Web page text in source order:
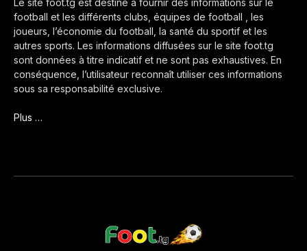
Le site foot.tg est destiné à fournir des informations sur le
football et les différents clubs, équipes de football , les
joueurs, l’économie du football, la santé du sportif et les
autres sports. Les informations diffusées sur le site foot.tg
sont données à titre indicatif et ne sont pas exhaustives. En
conséquence, l’utilisateur reconnaît utiliser ces informations
sous sa responsabilité exclusive.
Plus …